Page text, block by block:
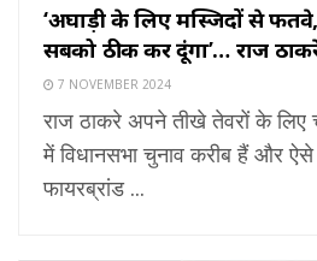
‘अघाड़ी के लिए मस्जिदों से फतवे,
सबको ठीक कर दूंगा’… राज
7 NOVEMBER 2024
राज ठाकरे अपने तीखे तेवरों के लिए
में विधानसभा चुनाव करीब हैं और
फायरब्रांड ...